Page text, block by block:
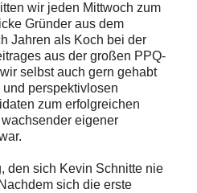
wir jeden Mittwoch zum
Gründer aus dem
Jahren als Koch bei der
aus der großen PPQ-
selbst auch gern gehabt
perspektivlosen
zum erfolgreichen
eigener
den sich Kevin Schnitte nie
sich die erste